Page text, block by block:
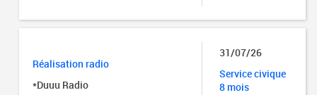
Réalisation radio
*Duuu Radio
31/07/26
Service civique
8 mois